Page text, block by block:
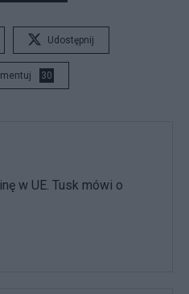
Udostępnij
30
w UE. Tusk mówi o